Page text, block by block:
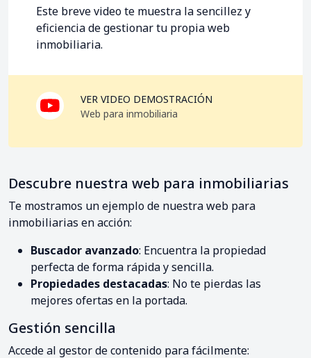
Este breve video te muestra la sencillez y
eficiencia de gestionar tu propia web
inmobiliaria.
VER VIDEO DEMOSTRACIÓN
Web para inmobiliaria
Descubre nuestra web para inmobiliarias
Te mostramos un ejemplo de nuestra web para
inmobiliarias en acción:
Buscador avanzado: Encuentra la propiedad
perfecta de forma rápida y sencilla.
Propiedades destacadas: No te pierdas las
mejores ofertas en la portada.
Gestión sencilla
Accede al gestor de contenido para fácilmente: